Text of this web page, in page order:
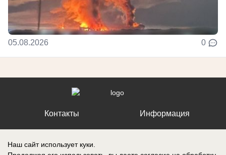
05.08.2026 0
Контакты Информация
Наш сайт использует куки.